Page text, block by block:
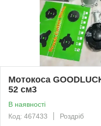
Мотокоса
52 см3
В наявності
Код: 467433
Роздріб